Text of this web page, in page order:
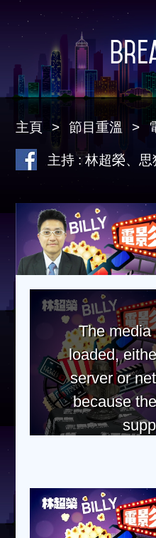
主頁 節目重溫
主持 : 林超榮、思
The media
loaded,
server or
because